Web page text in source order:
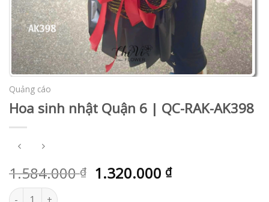
Quảng cáo
Hoa sinh nhật Quận 6 | QC-RAK-AK398
1.584.000₫ 1.320.000 ₫
Hoa sinh nhật Quận 6 | QC-RAK-AK398 số lượng